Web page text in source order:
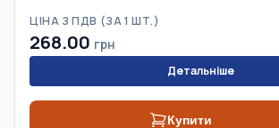
ЦІНА З ПДВ (ЗА 1 ШТ.)
268.00 грн
Детальніше
Купити